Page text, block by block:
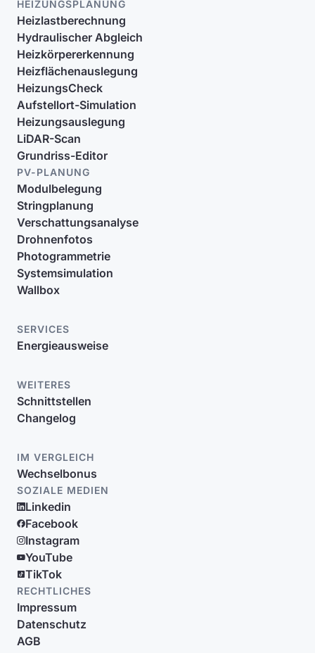
HEIZUNGSPLANUNG
Heizlastberechnung
Hydraulischer Abgleich
Heizkörpererkennung
Heizflächenauslegung
HeizungsCheck
Aufstellort-Simulation
Heizungsauslegung
LiDAR-Scan
Grundriss-Editor
PV-PLANUNG
Modulbelegung
Stringplanung
Verschattungsanalyse
Drohnenfotos
Photogrammetrie
Systemsimulation
Wallbox
SERVICES
Energieausweise
WEITERES
Schnittstellen
Changelog
IM VERGLEICH
Wechselbonus
SOZIALE MEDIEN
Linkedin
Facebook
Instagram
YouTube
TikTok
RECHTLICHES
Impressum
Datenschutz
AGB